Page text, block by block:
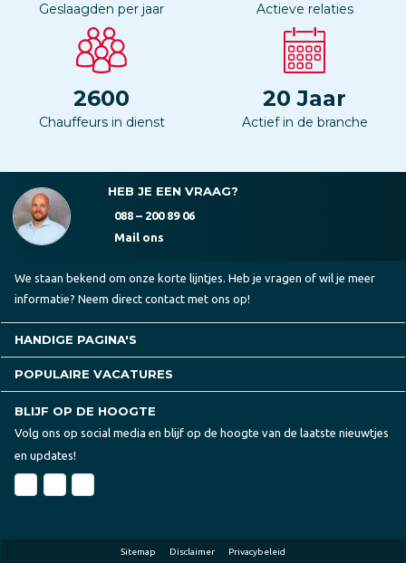
Geslaagden per jaar Actieve relaties
2600
Chauffeurs in dienst
20 Jaar
Actief in de branche
HEB JE EEN VRAAG?
088 – 200 89 06
Mail ons
We staan bekend om onze korte lijntjes. Heb je vragen of wil je meer
informatie? Neem direct contact met ons op!
HANDIGE PAGINA'S
POPULAIRE VACATURES
BLIJF OP DE HOOGTE
Volg ons op social media en blijf op de hoogte van de laatste nieuwtjes
en updates!
Sitemap Disclaimer Privacybeleid